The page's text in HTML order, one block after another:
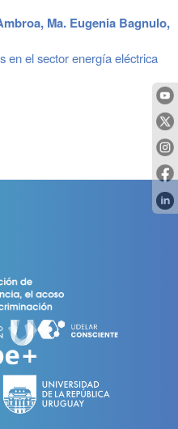
Ma. Eugenia Bagnulo,
en el sector energía eléctrica